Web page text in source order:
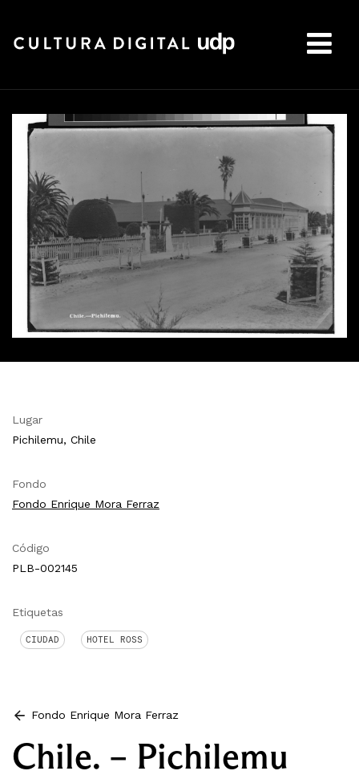
Lugar
Pichilemu, Chile
Fondo
Fondo Enrique Mora Ferraz
Código
PLB-002145
Etiquetas
CIUDAD HOTEL ROSS
Fondo Enrique Mora Ferraz
Chile. – Pichilemu